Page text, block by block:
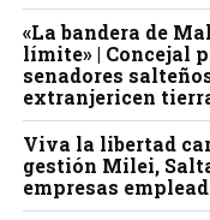
«La bandera de
límite» | Concejal
senadores
extranjericen
Viva la libertad
gestión Milei,
empresas